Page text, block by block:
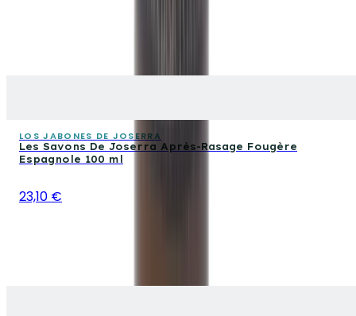
LOS JABONES DE JOSERRA
Les Savons De Joserra Après-Rasage Fougère
Espagnole 100 ml
23,10 €